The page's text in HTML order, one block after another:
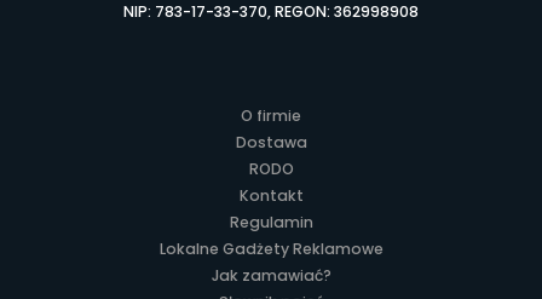
NIP: 783-17-33-370, REGON: 362998908
O firmie
Dostawa
RODO
Kontakt
Regulamin
Lokalne Gadżety Reklamowe
Jak zamawiać?